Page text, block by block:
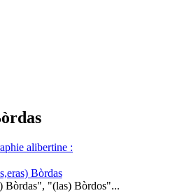
alibertine :
Bòrdas
Bòrdas", "(las) Bòrdos"...